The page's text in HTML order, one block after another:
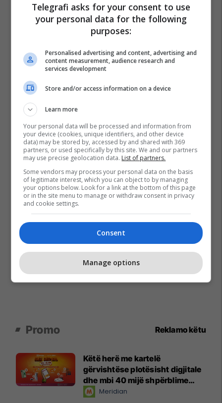
Promo Reklamo këtu
Këtë herë me kartelë
gërvishtëse plotësisht digjitale
dhe mbi 40 mijë shpërblime
instant!Meridian
Telegrafi asks for your consent to use
your personal data for the following
purposes:
Personalised advertising and content, advertising and
content measurement, audience research and
services development
Store and/or access information on a device
Learn more
Your personal data will be processed and information from
your device (cookies, unique identifiers, and other device
data) may be stored by, accessed by and shared with 369
partners, or used specifically by this site. We and our partners
may use precise geolocation data. List of partners.
Some vendors may process your personal data on the basis
of legitimate interest, which you can object to by managing
your options below. Look for a link at the bottom of this page
or in the site menu to manage or withdraw consent in privacy
and cookie settings.
Consent
Manage options